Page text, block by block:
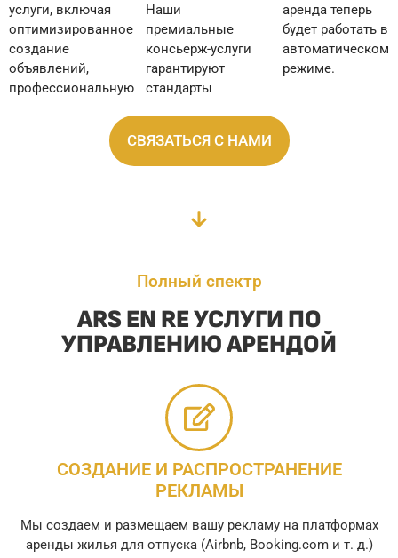
услуги, включая
оптимизированное
создание
объявлений,
профессиональную
Наши
премиальные
консьерж-услуги
гарантируют
стандарты
аренда теперь
будет работать в
автоматическом
режиме.
СВЯЗАТЬСЯ С НАМИ
Полный спектр
ARS EN RE УСЛУГИ ПО
УПРАВЛЕНИЮ АРЕНДОЙ
СОЗДАНИЕ И РАСПРОСТРАНЕНИЕ
РЕКЛАМЫ
Мы создаем и размещаем вашу рекламу на платформах
аренды жилья для отпуска (Airbnb, Booking.com и т. д.)